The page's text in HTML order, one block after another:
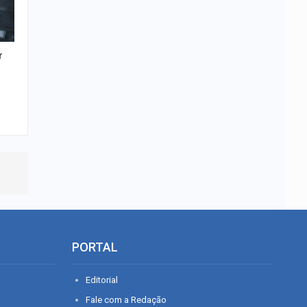
PORTAL
Editorial
Fale com a Redação